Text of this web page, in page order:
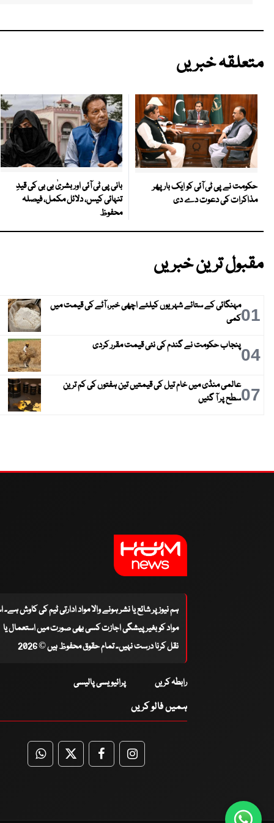
متعلقہ خبریں
حکومت نے پی ٹی آئی کو ایک بارپھر
مذاکرات کی دعوت دے دی
بانی پی ٹی آئی اور بشریٰ بی بی کی قیدِ
تنہائی کیس، دلائل مکمل، فیصلہ
محفوظ
مقبول ترین خبریں
01مہنگائی کے ستائے شہریوں کیلئے اچھی خبر، آٹے کی قیمت میں
کمی
04پنجاب حکومت نے گندم کی نئی قیمت مقرر کردی
07عالمی منڈی میں خام تیل کی قیمتیں تین ہفتوں کی کم ترین
سطح پر آ گئیں
ہم نیوز پر شائع یا نشر ہونے والا مواد ادارتی ٹیم کی کاوش
مواد کو بغیر پیشگی اجازت کسی بھی صورت میں استعمال یا
نقل کرنا درست نہیں۔ تمام حقوق محفوظ ہیں © 2026
رابطہ کریں پرائیویسی پالیسی
ہمیں فالو کریں
WhatsApp
TwitterFacebookFacebook